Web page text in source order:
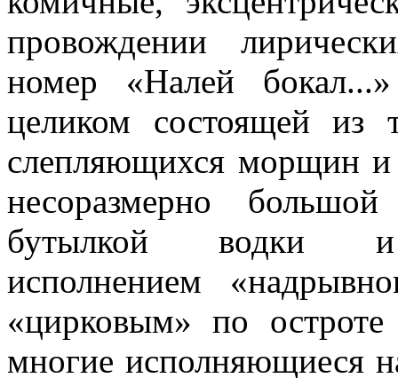
провождении
номер «Налей
целиком состоящей из
слепляющих­ся морщин и
несоразмерно
бутылкой водки и
исполнением
«цирковым» по
мно­гие исполняющиеся